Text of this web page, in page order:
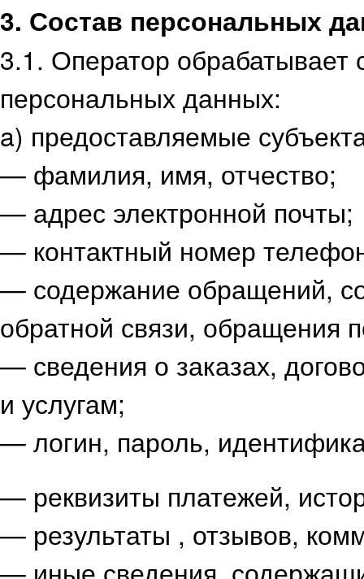
3. Состав персональных
3.1. Оператор обрабатывает
персональных данных:
a) предоставляемые
— фамилия, имя, отчество;
— адрес электронной почты;
— контактный номер
— содержание обращений,
обратной связи, обращения
— сведения о заказах,
и услугам;
— логин, пароль,
— реквизиты платежей,
— результаты , отзывов,